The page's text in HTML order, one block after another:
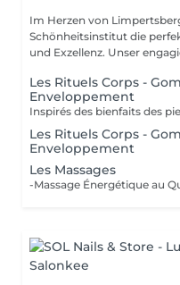
Im Herzen von
Schönheitsinstitut die
und Exzellenz.
Les Rituels Corps -
Enveloppement
Les Rituels Corps -
Enveloppement
Les Massages